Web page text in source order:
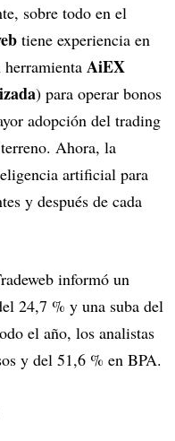
sobre todo en el
tiene experiencia en
AiEX
) para operar bonos
adopción del trading
Ahora, la
artificial para
y después de cada
informó un
24,7 % y una suba del
el año, los analistas
y del 51,6 % en BPA.